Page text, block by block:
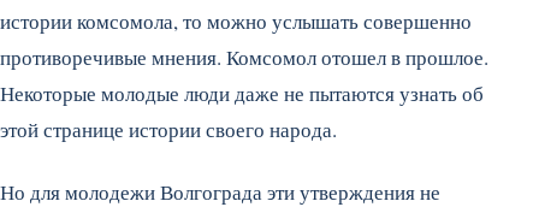
истории комсомола, то можно услышать совершенно
противоречивые мнения. Комсомол отошел в прошлое.
Некоторые молодые люди даже не пытаются узнать об
этой странице истории своего народа.
Но для молодежи Волгограда эти утверждения не